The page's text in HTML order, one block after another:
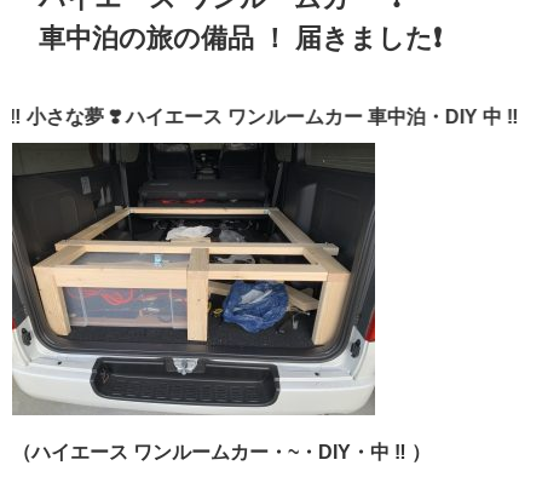
車中泊の旅の備品 ！ 届きました❗️
❣️ ハイエース ワンルームカー 車中泊・DIY 中 ‼️
（ハイエース ワンルームカー・~・DIY・中 ‼️ ）